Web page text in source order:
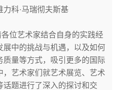
科·马瑞彻夫斯基
位艺术家结合自身的实践经
中的挑战与机遇，以及如何
量等方式，吸引更多的国际
艺术家们就艺术展览、艺术
题进行了深入的探讨和交